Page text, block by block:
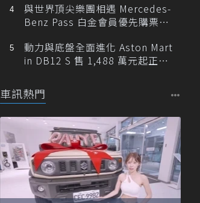
與世界頂尖樂團相遇 Mercedes-
Benz Pass 白金會員優先購票維
動力與底盤全面進化 Aston Mart
in DB12 S 售 1,488 萬元起正式
車訊熱門